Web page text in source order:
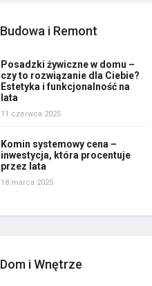
Budowa i Remont
Posadzki żywiczne w domu –
czy to rozwiązanie dla Ciebie?
Estetyka i funkcjonalność na
lata
11 czerwca 2025
Komin systemowy cena –
inwestycja, która procentuje
przez lata
18 marca 2025
Dom i Wnętrze